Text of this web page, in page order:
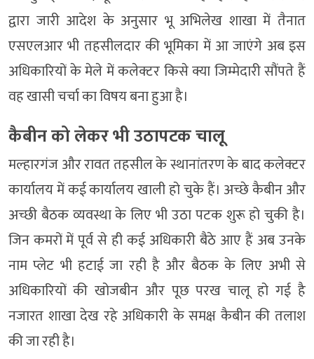
द्वारा जारी आदेश के अनुसार भू अभिलेख शाखा में तैनात
एसएलआर भी तहसीलदार की भूमिका में आ जाएंगे अब इस
अधिकारियों के मेले में कलेक्टर किसे क्या जिम्मेदारी सौंपते हैं
वह खासी चर्चा का विषय बना हुआ है।
कैबीन को लेकर भी उठापटक चालू
मल्हारगंज और रावत तहसील के स्थानांतरण के बाद कलेक्टर
कार्यालय में कई कार्यालय खाली हो चुके हैं। अच्छे कैबीन और
अच्छी बैठक व्यवस्था के लिए भी उठा पटक शुरू हो चुकी है।
जिन कमरों में पूर्व से ही कई अधिकारी बैठे आए हैं अब उनके
नाम प्लेट भी हटाई जा रही है और बैठक के लिए अभी से
अधिकारियों की खोजबीन और पूछ परख चालू हो गई है
नजारत शाखा देख रहे अधिकारी के समक्ष कैबीन की तलाश
की जा रही है।